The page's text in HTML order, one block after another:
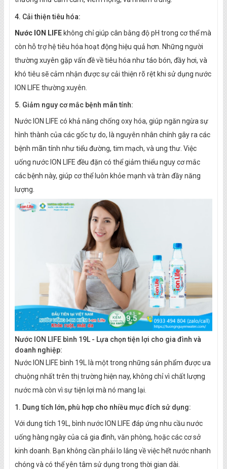
4. Cải thiện tiêu hóa:
Nước ION L​IFE không chỉ giúp cân bằng độ pH trong cơ thể mà
còn hỗ trợ hệ tiêu hóa hoạt động hiệu quả hơn. Những người
thường xuyên gặp vấn đề về tiêu hóa như táo bón, đầy hơi, và
khó tiêu sẽ cảm nhận được sự cải thiện rõ rệt khi sử dụng nước
ION LIFE thường xuyên.
5. Giảm nguy cơ mắc bệnh mãn tính:
Nước ION LIFE có khả năng chống oxy hóa, giúp ngăn ngừa sự
hình thành của các gốc tự do, là nguyên nhân chính gây ra các
bệnh mãn tính như tiểu đường, tim mạch, và ung thư. Việc
uống nước ION LIFE đều đặn có thể giảm thiểu nguy cơ mắc
các bệnh này, giúp cơ thể luôn khỏe mạnh và tràn đầy năng
lượng.
Nước ION LIFE bình 19L - Lựa chọn tiện lợi cho gia đình và
doanh nghiệp:
Nước ION LIFE bình 19L là một trong những sản phẩm được ưa
chuộng nhất trên thị trường hiện nay, không chỉ vì chất lượng
nước mà còn vì sự tiện lợi mà nó mang lại.
1. Dung tích lớn, phù hợp cho nhiều mục đích sử dụng:
Với dung tích 19L, bình nước ION LIFE đáp ứng nhu cầu nước
uống hàng ngày của cả gia đình, văn phòng, hoặc các cơ sở
kinh doanh. Bạn không cần phải lo lắng về việc hết nước nhanh
chóng và có thể yên tâm sử dụng trong thời gian dài.